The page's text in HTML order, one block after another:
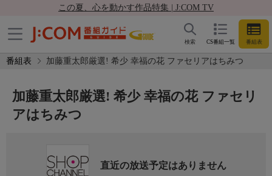
この夏、心を動かす作品特集 | J:COM TV
CS番組一覧 番組表
検索
番組表 加藤重太郎厳選! 希少 幸福の花 ファセリアはちみつ
加藤重太郎厳選! 希少 幸福の花 ファセリ
アはちみつ
直近の放送予定はありません